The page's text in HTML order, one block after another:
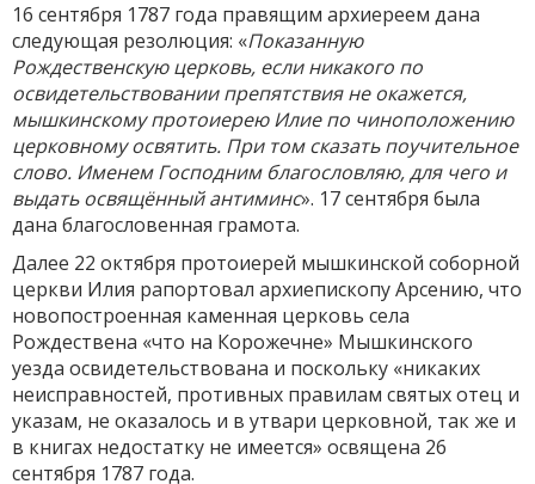
16 сентября 1787 года правящим архиереем дана
следующая резолюция: «Показанную
Рождественскую церковь, если никакого по
освидетельствовании препятствия не окажется,
мышкинскому протоиерею Илие по чиноположению
церковному освятить. При том сказать поучительное
слово. Именем Господним благословляю, для чего и
выдать освящённый антиминс». 17 сентября была
дана благословенная грамота.
Далее 22 октября протоиерей мышкинской соборной
церкви Илия рапортовал архиепископу Арсению, что
новопостроенная каменная церковь села
Рождествена «что на Корожечне» Мышкинского
уезда освидетельствована и поскольку «никаких
неисправностей, противных правилам святых отец и
указам, не оказалось и в утвари церковной, так же и
в книгах недостатку не имеется» освящена 26
сентября 1787 года.